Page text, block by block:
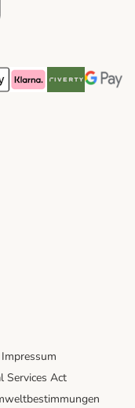
Method
Method
Payment Method
Klarna Payment Method
Riverty Payment
Google
Impressum
Services Act